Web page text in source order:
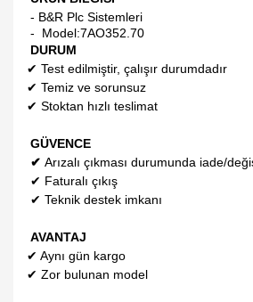
- B&R Plc Sistemleri
- Model:7AO352.70
DURUM
✔ Test edilmiştir, çalışır durumdadır
✔ Temiz ve sorunsuz
✔ Stoktan hızlı teslimat
GÜVENCE
✔ Arızalı çıkması durumunda iade/
✔ Faturalı çıkış
✔ Teknik destek imkanı
AVANTAJ
✔ Aynı gün kargo
✔ Zor bulunan model